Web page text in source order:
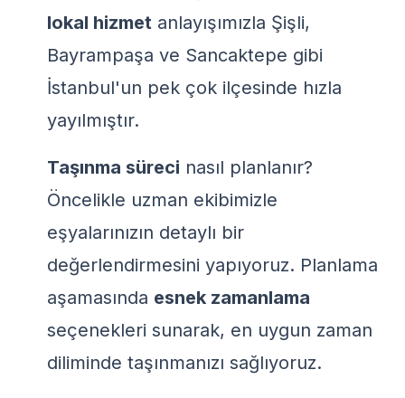
lokal hizmet anlayışımızla Şişli,
Bayrampaşa ve Sancaktepe gibi
İstanbul'un pek çok ilçesinde hızla
yayılmıştır.
Taşınma süreci nasıl planlanır?
Öncelikle uzman ekibimizle
eşyalarınızın detaylı bir
değerlendirmesini yapıyoruz. Planlama
aşamasında esnek zamanlama
seçenekleri sunarak, en uygun zaman
diliminde taşınmanızı sağlıyoruz.